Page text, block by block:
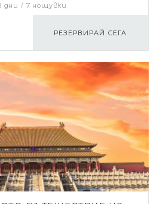
дни / 7 нощувки
РЕЗЕРВИРАЙ СЕГА